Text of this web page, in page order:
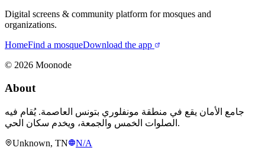
Digital screens & community platform for mosques and
organizations.
HomeFind a mosqueDownload the app
© 2026 Moonode
About
جامع الأمان يقع في منطقة مونفلوري بتونس العاصمة. يُقام فيه
الصلوات الخمس والجمعة، ويخدم سكان الحي.
Unknown, TN
N/A